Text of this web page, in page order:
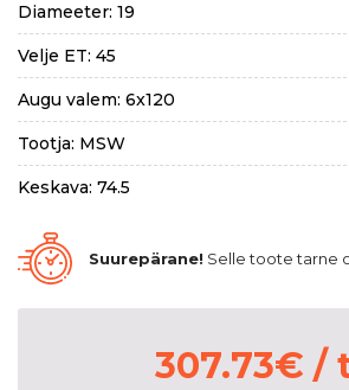
Diameeter: 19
Velje ET: 45
Augu valem: 6x120
Tootja: MSW
Keskava: 74.5
Suurepärane! Selle toote tarne
307.73€ /